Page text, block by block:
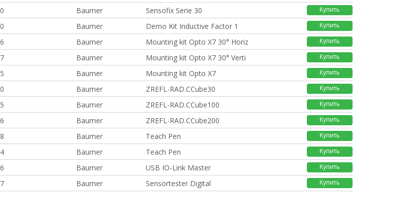
Baumer Sensofix Serie 30 Купить
Baumer Demo Kit Inductive Factor 1 Купить
Baumer Mounting kit Opto X7 30° Horiz Купить
Baumer Mounting kit Opto X7 30° Verti Купить
Baumer Mounting kit Opto X7 Купить
Baumer ZREFL-RAD.CCube30 Купить
Baumer ZREFL-RAD.CCube100 Купить
Baumer ZREFL-RAD.CCube200 Купить
Baumer Teach Pen Купить
Baumer Teach Pen Купить
Baumer USB IO-Link Master Купить
Baumer Sensortester Digital Купить